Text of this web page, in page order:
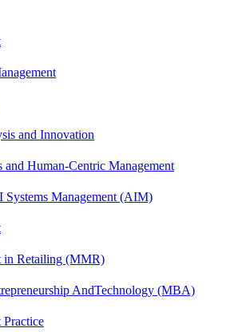
and Innovation
Human-Centric Management
Systems Management (AIM)
in Retailing (MMR)
AndTechnology (MBA)
Practice